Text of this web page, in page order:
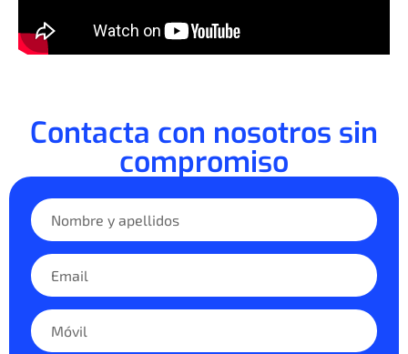
Contacta con nosotros sin
compromiso